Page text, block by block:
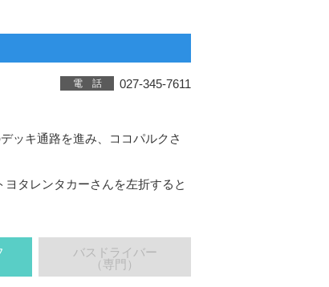
電 話 027-345-7611
ッキ通路を進み、ココパルクさ
タレンタカーさんを左折すると
バスドライバー
（専門）